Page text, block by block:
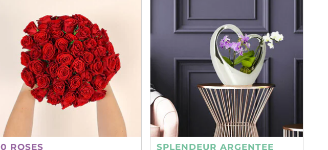
ROSES SPLENDEUR ARGENTEE